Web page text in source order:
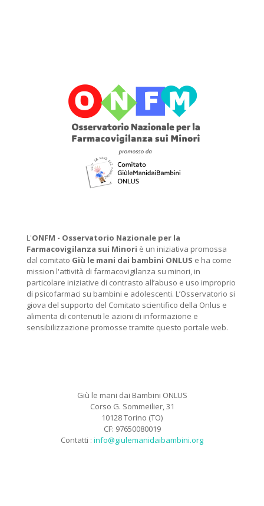
L'ONFM - Osservatorio Nazionale per la
Farmacovigilanza sui Minori è un iniziativa promossa
dal comitato Giù le mani dai bambini ONLUS e ha come
mission l'attività di farmacovigilanza su minori, in
particolare iniziative di contrasto all’abuso e uso improprio
di psicofarmaci su bambini e adolescenti. L’Osservatorio si
giova del supporto del Comitato scientifico della Onlus e
alimenta di contenuti le azioni di informazione e
sensibilizzazione promosse tramite questo portale web.
Giù le mani dai Bambini ONLUS
Corso G. Sommeilier, 31
10128 Torino (TO)
CF: 97650080019
Contatti : info@giulemanidaibambini.org